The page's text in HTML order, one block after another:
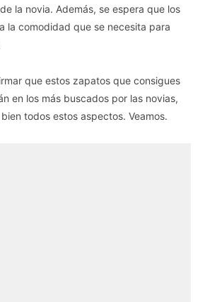
la novia. Además, se espera que los
la comodidad que se necesita para
que estos zapatos que consigues
en los más buscados por las novias,
todos estos aspectos. Veamos.